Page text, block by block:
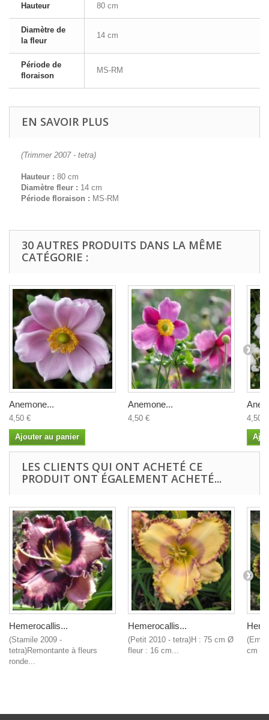
Hauteur 80 cm
Diamètre de
la fleur
14 cm
Période de
floraison
MS-RM
EN SAVOIR PLUS
(Trimmer 2007 - tetra)
Hauteur : 80 cm
Diamètre fleur : 14 cm
Période floraison : MS-RM
30 AUTRES PRODUITS DANS LA MÊME
CATÉGORIE :
Anemone...
4,50 €
Ajouter au panier
Anemone...
4,50 € 4,50 €
LES CLIENTS QUI ONT ACHETÉ CE
PRODUIT ONT ÉGALEMENT ACHETÉ...
Hemerocallis...
(Stamile 2009 -
tetra)Remontante à fleurs
ronde...
Hemerocallis...
(Petit 2010 - tetra)H : 75 cm Ø
fleur : 16 cm...
cm Ø